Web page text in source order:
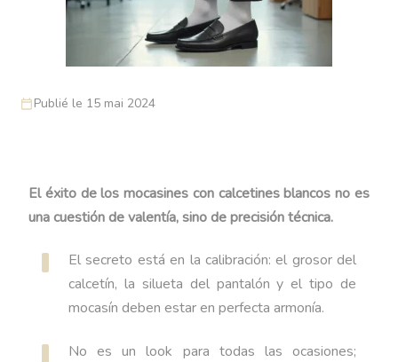
Publié le 15 mai 2024
El éxito de los mocasines con calcetines blancos no es
una cuestión de valentía, sino de precisión técnica.
El secreto está en la calibración: el grosor del
calcetín, la silueta del pantalón y el tipo de
mocasín deben estar en perfecta armonía.
No es un look para todas las ocasiones;